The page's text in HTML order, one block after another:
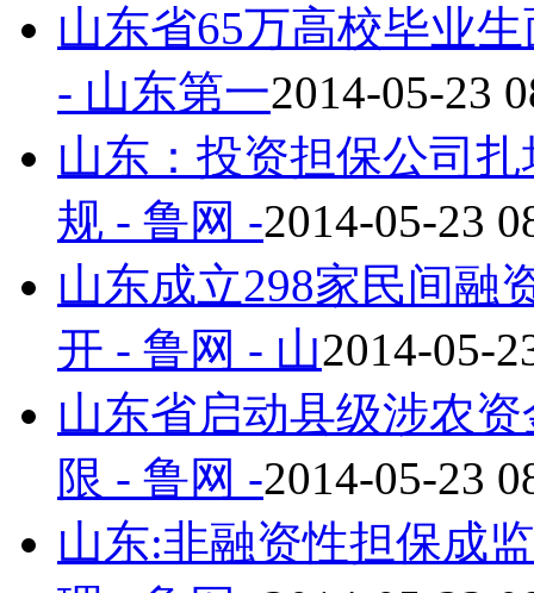
山东省65万高校毕业
- 山东第一2014-05-23
山东：投资担保公司
规 - 鲁网 -2014-05-23
山东成立298家民间融
开 - 鲁网 - 山2014-05-
山东省启动县级涉农
限 - 鲁网 -2014-05-23
山东:非融资性担保成